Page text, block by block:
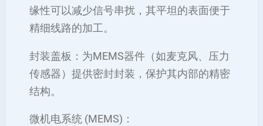
缘性可以减少信号串扰，其平坦的表面便于
精细线路的加工。
封装盖板：为MEMS器件（如麦克风、压力
传感器）提供密封封装，保护其内部的精密
结构。
微机电系统 (MEMS)：